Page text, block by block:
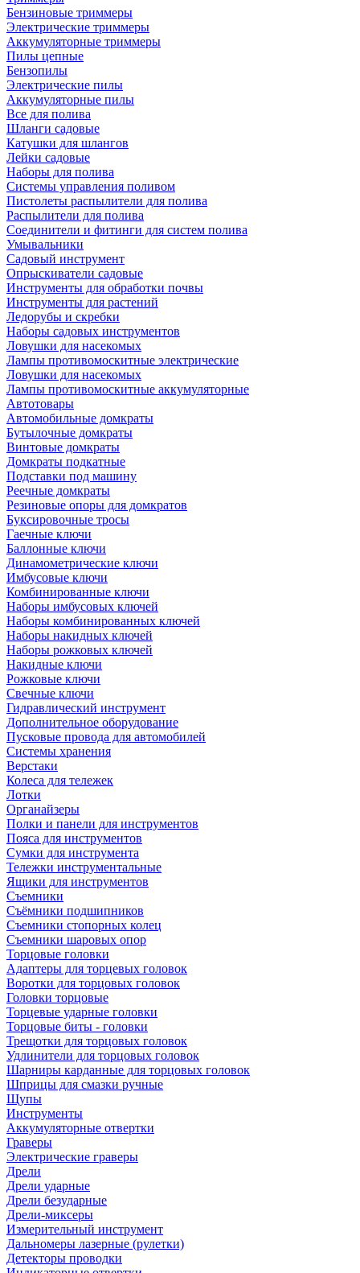
Бензиновые триммеры
Электрические триммеры
Аккумуляторные триммеры
Пилы цепные
Бензопилы
Электрические пилы
Аккумуляторные пилы
Все для полива
Шланги садовые
Катушки для шлангов
Лейки садовые
Наборы для полива
Системы управления поливом
Пистолеты распылители для полива
Распылители для полива
Соединители и фитинги для систем полива
Умывальники
Садовый инструмент
Опрыскиватели садовые
Инструменты для обработки почвы
Инструменты для растений
Ледорубы и скребки
Наборы садовых инструментов
Ловушки для насекомых
Лампы противомоскитные электрические
Ловушки для насекомых
Лампы противомоскитные аккумуляторные
Автотовары
Автомобильные домкраты
Бутылочные домкраты
Винтовые домкраты
Домкраты подкатные
Подставки под машину
Реечные домкраты
Резиновые опоры для домкратов
Буксировочные тросы
Гаечные ключи
Баллонные ключи
Динамометрические ключи
Имбусовые ключи
Комбинированные ключи
Наборы имбусовых ключей
Наборы комбинированных ключей
Наборы накидных ключей
Наборы рожковых ключей
Накидные ключи
Рожковые ключи
Свечные ключи
Гидравлический инструмент
Дополнительное оборудование
Пусковые провода для автомобилей
Системы хранения
Верстаки
Колеса для тележек
Лотки
Органайзеры
Полки и панели для инструментов
Пояса для инструментов
Сумки для инструмента
Тележки инструментальные
Ящики для инструментов
Съемники
Съёмники подшипников
Съемники стопорных колец
Съемники шаровых опор
Торцовые головки
Адаптеры для торцевых головок
Воротки для торцовых головок
Головки торцовые
Торцевые ударные головки
Торцовые биты - головки
Трещотки для торцовых головок
Удлинители для торцовых головок
Шарниры карданные для торцовых головок
Шприцы для смазки ручные
Щупы
Инструменты
Аккумуляторные отвертки
Граверы
Электрические граверы
Дрели
Дрели ударные
Дрели безударные
Дрели-миксеры
Измерительный инструмент
Дальномеры лазерные (рулетки)
Детекторы проводки